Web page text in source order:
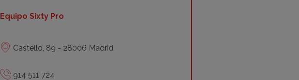
Equipo Sixty Pro
Castello, 89 - 28006 Madrid
914 511 724